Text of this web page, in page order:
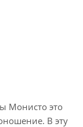
Монисто это
В эту